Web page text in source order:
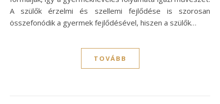
A szülők érzelmi és szellemi fejlődése is szorosan
összefonódik a gyermek fejlődésével, hiszen a szülők…
TOVÁBB